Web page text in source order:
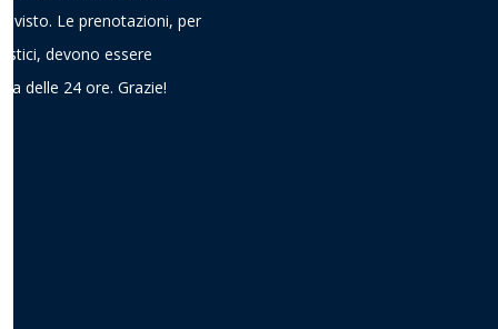
Le prenotazioni, per
devono essere
delle 24 ore. Grazie!